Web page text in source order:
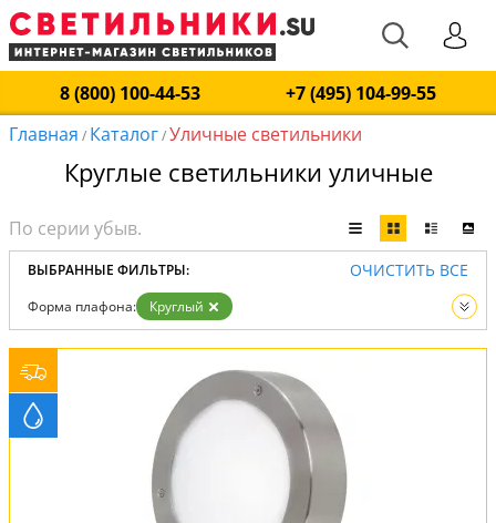
8 (800) 100-44-53
+7 (495) 104-99-55
Главная / Каталог/Уличные светильники
Круглые светильники уличные
ВЫБРАННЫЕ ФИЛЬТРЫ: ОЧИСТИТЬ ВСЕ
Форма плафона:
Круглый
Вид:
Уличные светильники